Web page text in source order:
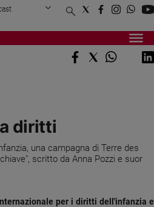
diritti
una campagna di Terre des
scritto da Anna Pozzi e suor
per i diritti dell'infanzia e